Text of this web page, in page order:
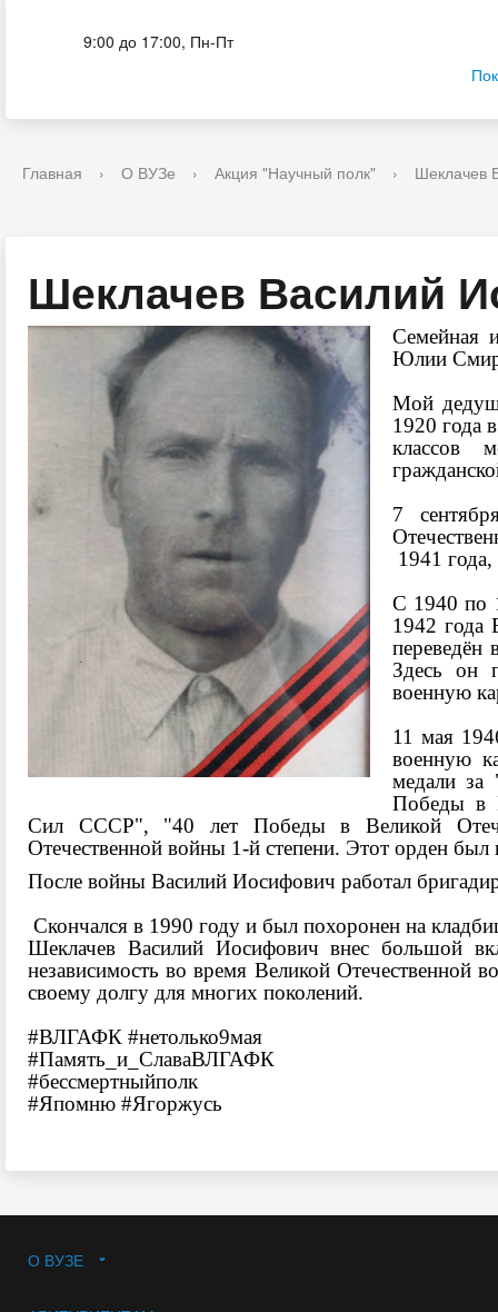
9:00 до 17:00, Пн-Пт
Главная › О ВУЗе › Акция "Научный полк" › Шеклачев
Шеклачев Василий
Семейная
Юлии
Мой
1920 года
классов
7
1941
С 1940 по
1942 года
переведён
Здесь он
военную
11 мая
военную
медали за
Победы в
Сил СССР", "40 лет Победы в Великой
Отечественной войны 1-й степени. Этот орден
После войны Василий Иосифович работал
Скончался в 1990 году и был похоронен на
Шеклачев Василий Иосифович внес большой
независимость во время Великой Отечественной
своему долгу для многих поколений.
#ВЛГАФК #нетолько9мая
#Память_и_СлаваВЛГАФК
#бессмертныйполк
#Япомню #Ягоржусь
О ВУЗЕ